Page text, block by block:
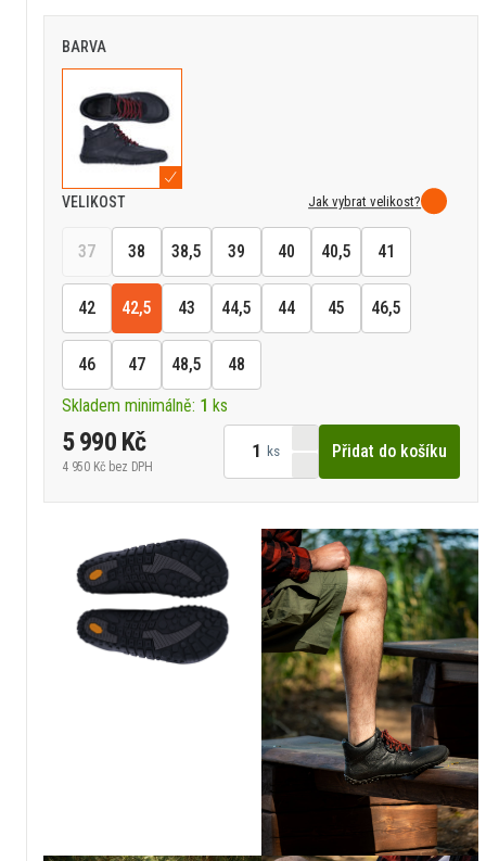
BARVA
VELIKOST Jak vybrat velikost?
37 38 38,5 39 40 40,5 41
42 42,5 43 44,5 44 45 46,5
46 47 48,5
48
Skladem minimálně: 1 ks
5 990 Kč
4 950 Kč bez DPH
ks Přidat do košíku